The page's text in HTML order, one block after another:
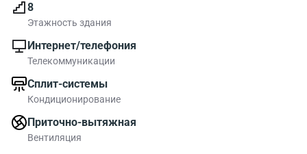
8
Этажность здания
Интернет/телефония
Телекоммуникации
Сплит-системы
Кондиционирование
Приточно-вытяжная
Вентиляция